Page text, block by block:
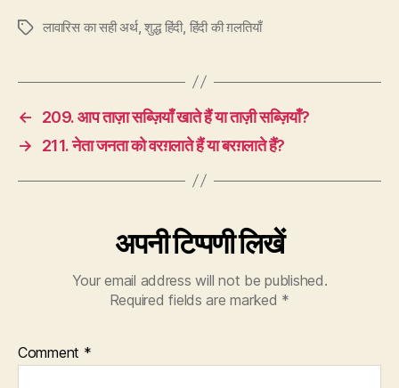
Tagsलावारिस का सही अर्थ,शुद्ध हिंदी, हिंदी की ग़लतियाँ
←
209. आप ताज़ा सब्ज़ियाँ खाते हैं या ताज़ी सब्ज़ियाँ?
→
211. नेता जनता को वरग़लाते हैं या बरग़लाते हैं?
अपनी टिप्पणी लिखें
Your email address will not be published.
Required fields are marked *
Comment *